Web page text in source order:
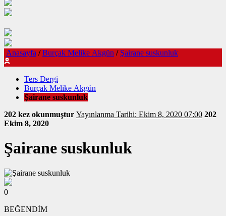
Anasayfa / Burçak Melike Akgün / Şairane suskunluk
Ters Dergi
Burçak Melike Akgün
Şairane suskunluk
202 kez okunmuştur
Yayınlanma Tarihi: Ekim 8, 2020 07:00 202
Ekim 8, 2020
Şairane suskunluk
0
BEĞENDİM